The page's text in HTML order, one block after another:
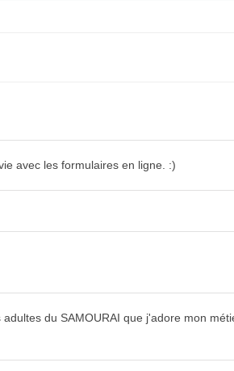
avec les formulaires en ligne. :)
du SAMOURAI que j'adore mon